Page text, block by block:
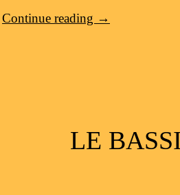
Continue reading →
LE